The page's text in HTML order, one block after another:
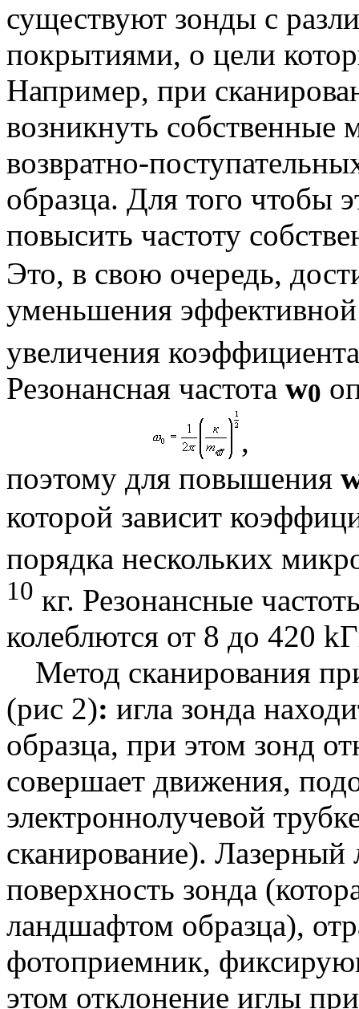
существуют зонды с
покрытиями, о цели
Например, при
возникнуть собственные
возвратно-
образца. Для того чтобы
повысить частоту
Это, в свою очередь,
уменьшения
увеличения
Резонансная частота w0
,
поэтому для повышения
которой зависит
порядка нескольких
10 кг. Резонансные
колеблются от 8 до 420 k
Метод сканирования
(рис 2): игла зонда
образца, при этом зонд
совершает движения,
электроннолучевой
сканирование).
поверхность зонда
ландшафтом образца),
фотоприемник,
этом отклонение иглы